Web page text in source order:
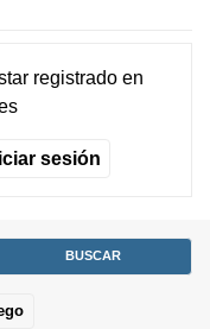
registradoen
sesión